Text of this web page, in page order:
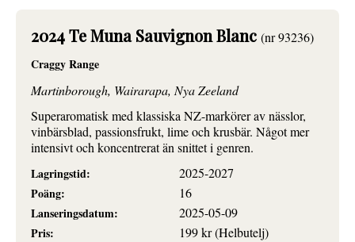
2024 Te Muna Sauvignon Blanc (nr 93236)
Craggy Range
Martinborough, Wairarapa, Nya Zeeland
Superaromatisk med klassiska NZ-markörer av nässlor,
vinbärsblad, passionsfrukt, lime och krusbär. Något mer
intensivt och koncentrerat än snittet i genren.
Lagringstid:
2025-2027
Poäng:
16
Lanseringsdatum:
2025-05-09
Pris:
199 kr (Helbutelj)